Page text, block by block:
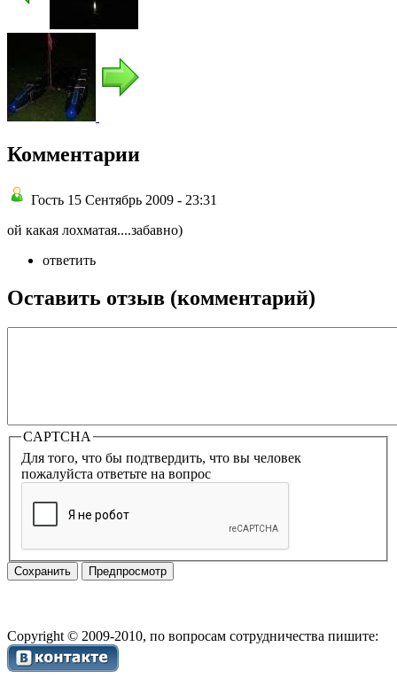
Комментарии
Гость 15 Сентябрь 2009 - 23:31
ой какая лохматая....забавно)
ответить
Оставить отзыв (комментарий)
CAPTCHA
Для того, что бы подтвердить, что вы человек
пожалуйста ответьте на вопрос
Copyright © 2009-2010, по вопросам сотрудничества пишите: